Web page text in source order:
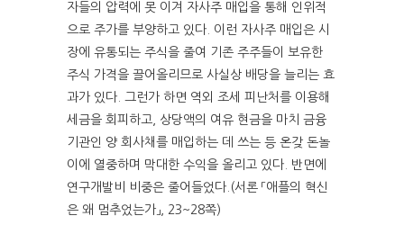
자들의 압력에 못 이겨 자사주 매입을 통해 인위적
으로 주가를 부양하고 있다. 이런 자사주 매입은 시
장에 유통되는 주식을 줄여 기존 주주들이 보유한
주식 가격을 끌어올리므로 사실상 배당을 늘리는 효
과가 있다. 그런가 하면 역외 조세 피난처를 이용해
세금을 회피하고, 상당액의 여유 현금을 마치 금융
기관인 양 회사채를 매입하는 데 쓰는 등 온갖 돈놀
이에 열중하며 막대한 수익을 올리고 있다. 반면에
연구개발비 비중은 줄어들었다.(서론 「애플의 혁신
은 왜 멈추었는가」, 23~28쪽)